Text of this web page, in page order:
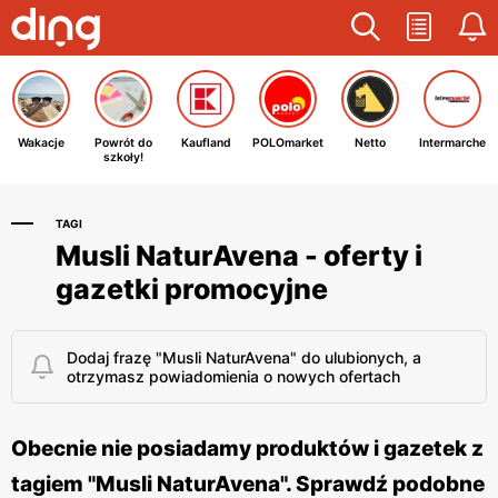
Wakacje
Powrót do
szkoły!
Kaufland POLOmarket Netto Intermarche
TAGI
Musli NaturAvena - oferty i
gazetki promocyjne
Dodaj frazę "Musli NaturAvena" do ulubionych, a
otrzymasz powiadomienia o nowych ofertach
Obecnie nie posiadamy produktów i gazetek z
tagiem "Musli NaturAvena". Sprawdź podobne